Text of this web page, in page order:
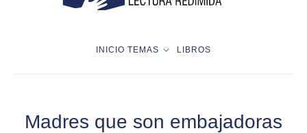
INICIO TEMAS LIBROS
Madres que son embajadoras